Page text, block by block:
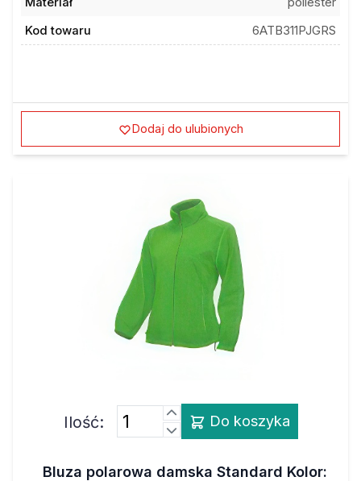
Kod towaru
6ATB311PJGRS
Dodaj do ulubionych
Ilość: Do koszyka
Bluza polarowa damska Standard Kolor: